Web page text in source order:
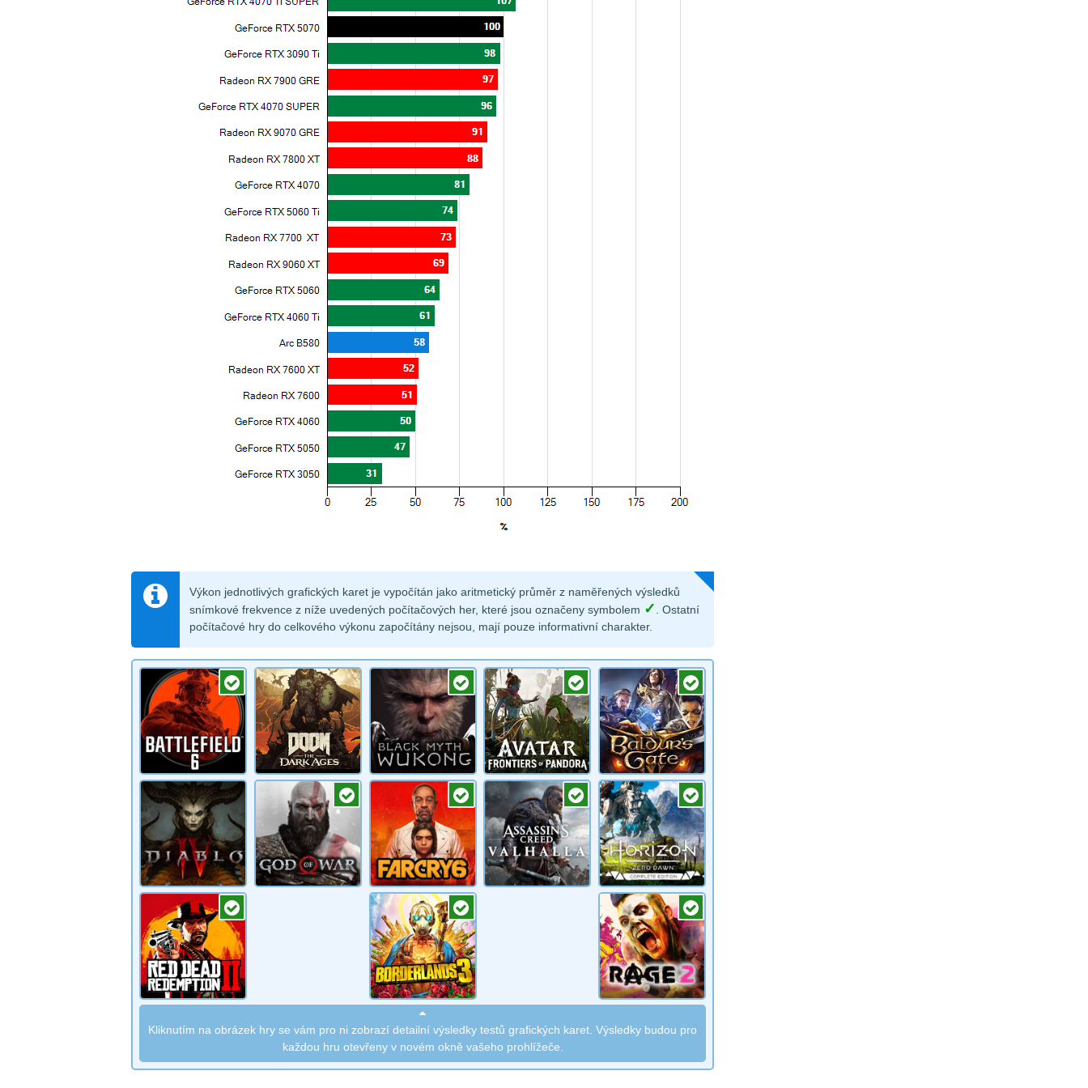
Výkon jednotlivých grafických karet je vypočítán jako aritmetický průměr z naměřených výsledků
snímkové frekvence z níže uvedených počítačových her, které jsou označeny symbolem ✓
. Ostatní
počítačové hry do celkového výkonu započítány nejsou, mají pouze informativní charakter.
Kliknutím na obrázek hry se vám pro ni zobrazí detailní výsledky testů grafických karet. Výsledky budou pro
každou hru otevřeny v novém okně vašeho prohlížeče.